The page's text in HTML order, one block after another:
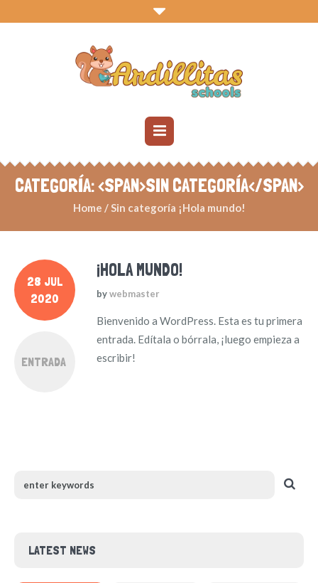
CATEGORÍA: <SPAN>SIN CATEGORÍA</SPAN>
Home /Sin categoría ¡Hola mundo!
28 JUL
2020
ENTRADA
¡HOLA MUNDO!
bywebmaster
Bienvenido a WordPress. Esta es tu primera
entrada. Edítala o bórrala, ¡luego empieza a
escribir!
LATEST NEWS